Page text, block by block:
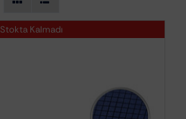
Stokta Kalmadı